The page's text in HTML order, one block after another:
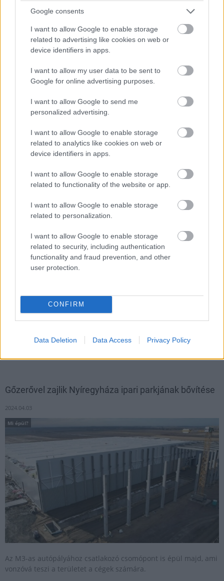
Google consents
I want to allow Google to enable storage
related to advertising like cookies on web or
device identifiers in apps.
I want to allow my user data to be sent to
Google for online advertising purposes.
I want to allow Google to send me
personalized advertising.
I want to allow Google to enable storage
related to analytics like cookies on web or
device identifiers in apps.
I want to allow Google to enable storage
related to functionality of the website or app.
I want to allow Google to enable storage
related to personalization.
I want to allow Google to enable storage
related to security, including authentication
functionality and fraud prevention, and other
user protection.
CONFIRM
Data Deletion Data Access Privacy Policy
50 éves gázvezetékeket váltott ki a VABEKO az ajkai timföldgyár
Hatalmas lendülettel épül Nyíregyháza high-tech ipari
2024.08.14
Hazánkban egyedülálló felszereltségű ipari parkot fejlesztenek
Nyíregyházán. A projektben a KE-VÍZ utakat és csatornákat is
Gőzerővel zajlik Nyíregyháza ipari parkjának bővítése
2024.04.03
Mi épül?
Az M3-as autópályához csatlakozó csomópont is épül majd, ami
vonzóvá teszi a területet a cégek számára.